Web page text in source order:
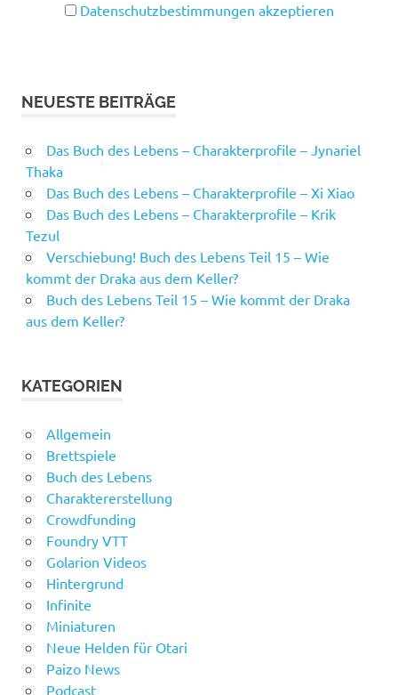
Datenschutzbestimmungen akzeptieren
NEUESTE BEITRÄGE
Das Buch des Lebens – Charakterprofile – Jynariel
Thaka
Das Buch des Lebens – Charakterprofile – Xi Xiao
Das Buch des Lebens – Charakterprofile – Krik
Tezul
Verschiebung! Buch des Lebens Teil 15 – Wie
kommt der Draka aus dem Keller?
Buch des Lebens Teil 15 – Wie kommt der Draka
aus dem Keller?
KATEGORIEN
Allgemein
Brettspiele
Buch des Lebens
Charaktererstellung
Crowdfunding
Foundry VTT
Golarion Videos
Hintergrund
Infinite
Miniaturen
Neue Helden für Otari
Paizo News
Podcast